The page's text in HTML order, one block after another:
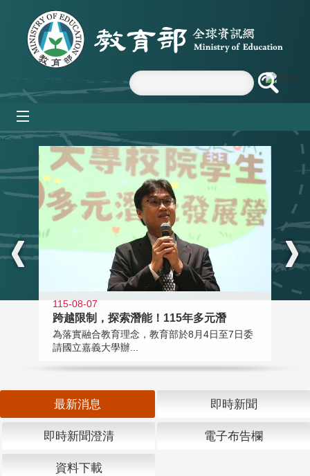
跳到主要內容區塊
:::
115-08-07
跨越限制，探索潛能！115年多元潛
為落實融合教育理念，教育部於8月4日至7日委
請國立嘉義大學辦...
最新消息 即時新聞
即時新聞澄清 電子布告欄
資料下載